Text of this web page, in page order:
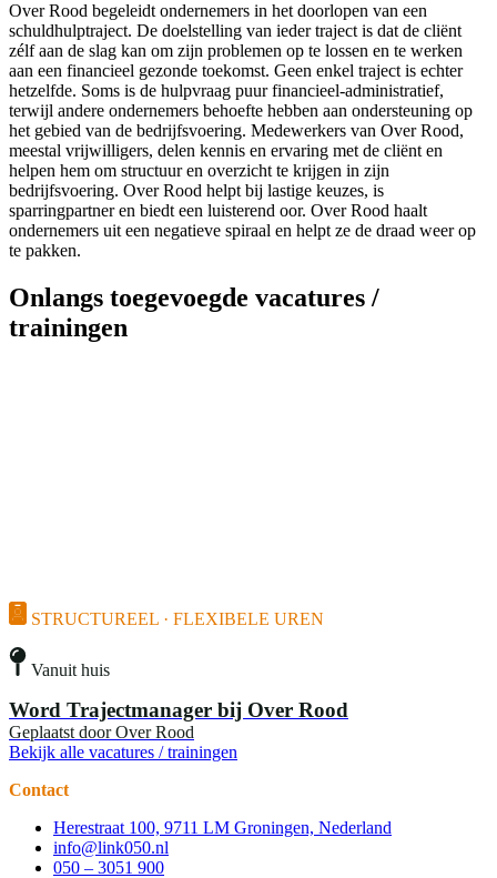
Over Rood begeleidt ondernemers in het doorlopen van een
schuldhulptraject. De doelstelling van ieder traject is dat de cliënt
zélf aan de slag kan om zijn problemen op te lossen en te werken
aan een financieel gezonde toekomst. Geen enkel traject is echter
hetzelfde. Soms is de hulpvraag puur financieel-administratief,
terwijl andere ondernemers behoefte hebben aan ondersteuning op
het gebied van de bedrijfsvoering. Medewerkers van Over Rood,
meestal vrijwilligers, delen kennis en ervaring met de cliënt en
helpen hem om structuur en overzicht te krijgen in zijn
bedrijfsvoering. Over Rood helpt bij lastige keuzes, is
sparringpartner en biedt een luisterend oor. Over Rood haalt
ondernemers uit een negatieve spiraal en helpt ze de draad weer op
te pakken.
Onlangs toegevoegde vacatures /
trainingen
STRUCTUREEL · FLEXIBELE UREN
Vanuit huis
Word Trajectmanager bij Over Rood
Geplaatst door Over Rood
Bekijk alle vacatures / trainingen
Contact
Herestraat 100, 9711 LM Groningen, Nederland
info@link050.nl
050 – 3051 900